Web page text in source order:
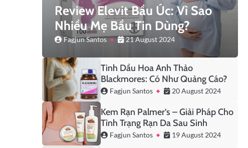
Review Elevit Bầu Úc: Vì Sao
Nhiều Mẹ Bầu Tin Dùng?
Fagjun Santos 21 August 2024
Tinh Dầu Hoa Anh Thảo
Blackmores: Có Như Quảng Cáo?
Fagjun Santos 20 August 2024
Kem Rạn Palmer’s – Giải Pháp Cho
Tình Trạng Rạn Da Sau Sinh
Fagjun Santos 19 August 2024